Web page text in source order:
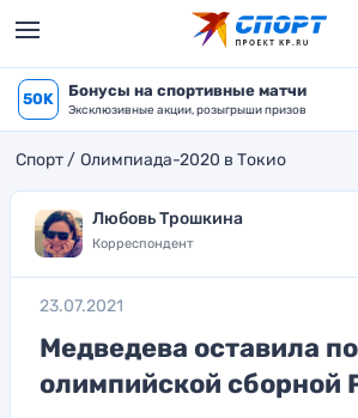
50K Бонусы на спортивные матчи
Эксклюзивные акции, розыгрыши призов
Спорт Олимпиада-2020 в Токио
Любовь Трошкина
Корреспондент
23.07.2021
Медведева оставила
олимпийской сборной